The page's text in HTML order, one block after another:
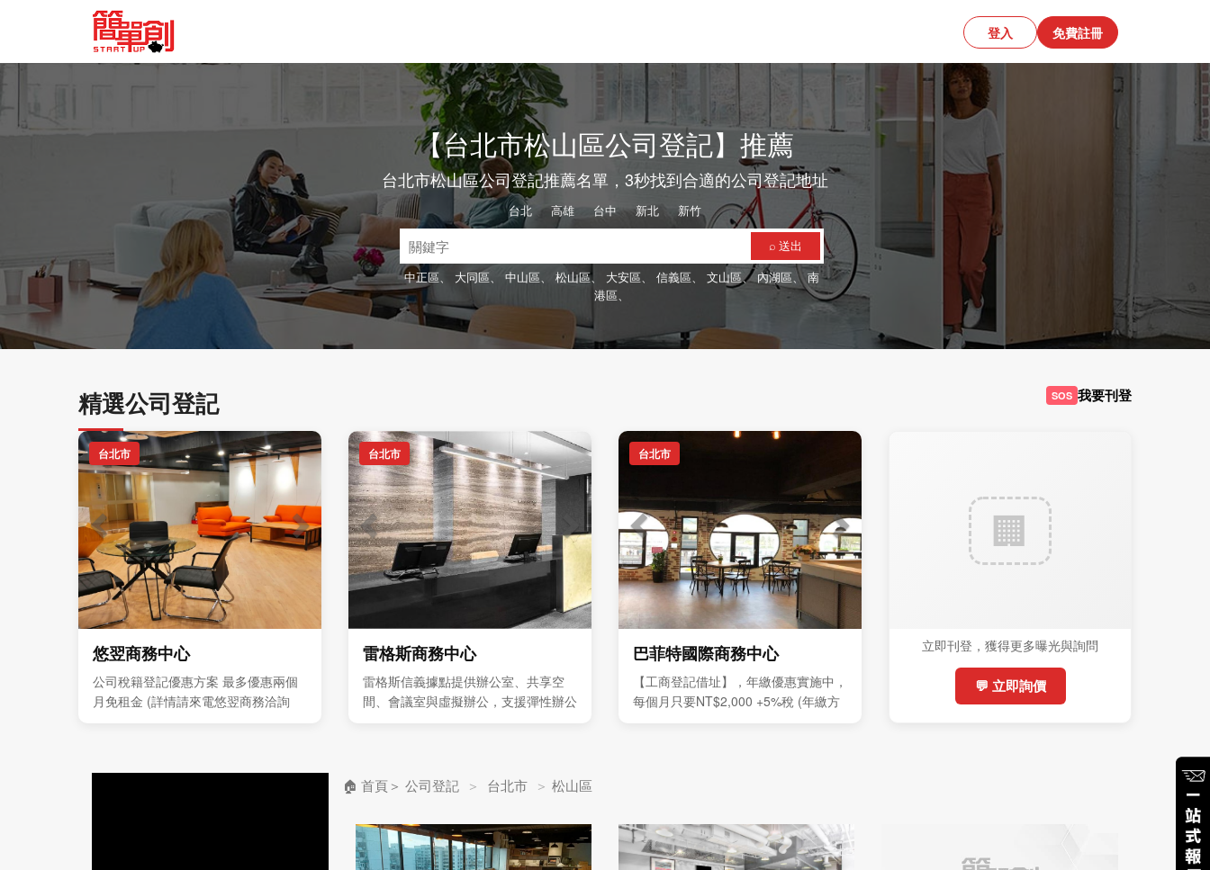
登入 免費註冊
【台北市松山區公司登記】推薦
台北市松山區公司登記推薦名單，3秒找到合適的公司登記地址
台北 、高雄 、台中、新北 、新竹
⌕ 送出
中正區、 大同區、 中山區、 松山區、 大安區、 信義區、 文山區、 內湖區、 南
港區、
精選公司登記 SOS 我要刊登
台北市
悠翌商務中心
公司稅籍登記優惠方案 最多優惠兩個
月免租金 (詳情請來電悠翌商務洽詢
台北市
雷格斯商務中心
雷格斯信義據點提供辦公室、共享空
間、會議室與虛擬辦公，支援彈性辦公
台北市
巴菲特國際商務中心
【工商登記借址】，年繳優惠實施中，
每個月只要NT$2,000 +5%稅 (年繳方
立即刊登，獲得更多曝光與詢問
💬 立即詢價
🏠 首頁＞ 公司登記 ＞ 台北市 ＞ 松山區